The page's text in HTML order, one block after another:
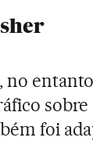
no
foi